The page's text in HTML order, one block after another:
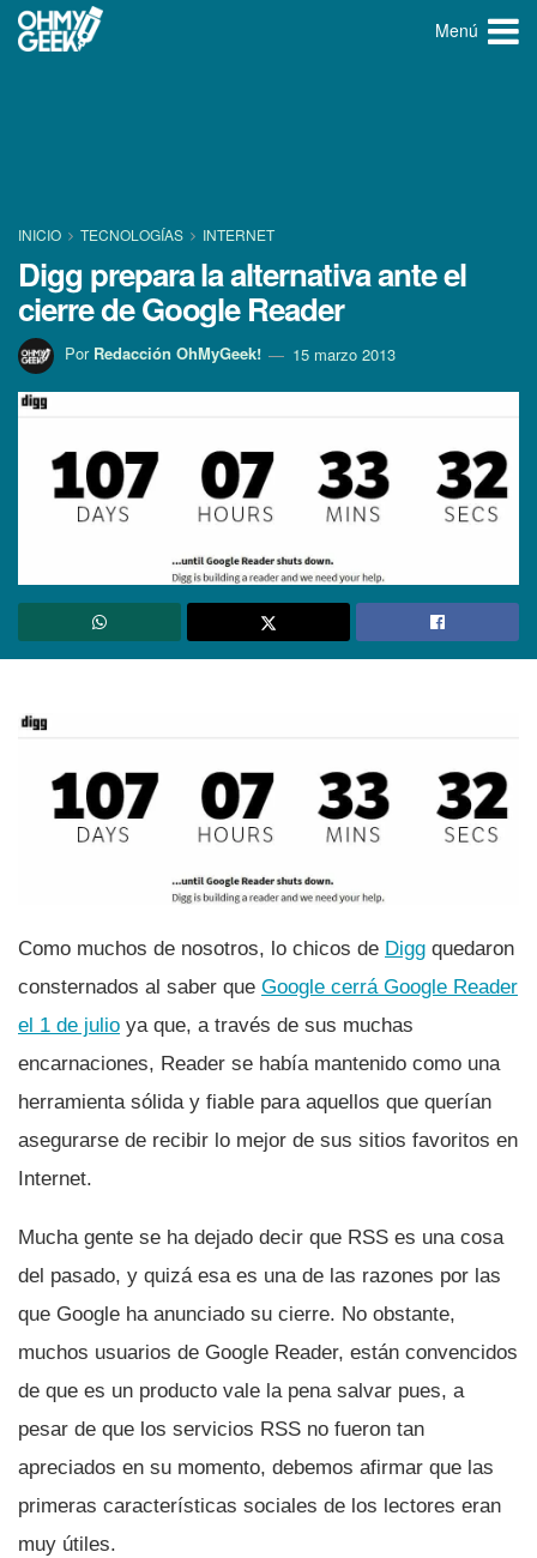
Menú
INICIO TECNOLOGÍ­AS INTERNET
Digg prepara la alternativa ante el
cierre de Google Reader
Por Redacción OhMyGeek! 15 marzo 2013
Como muchos de nosotros, lo chicos de Digg quedaron
consternados al saber que Google cerrá Google Reader
el 1 de julio ya que, a través de sus muchas
encarnaciones, Reader se habí­a mantenido como una
herramienta sólida y fiable para aquellos que querí­an
asegurarse de recibir lo mejor de sus sitios favoritos en
Internet.
Mucha gente se ha dejado decir que RSS es una cosa
del pasado, y quizá esa es una de las razones por las
que Google ha anunciado su cierre. No obstante,
muchos usuarios de Google Reader, están convencidos
de que es un producto vale la pena salvar pues, a
pesar de que los servicios RSS no fueron tan
apreciados en su momento, debemos afirmar que las
primeras caracterí­sticas sociales de los lectores eran
muy útiles.